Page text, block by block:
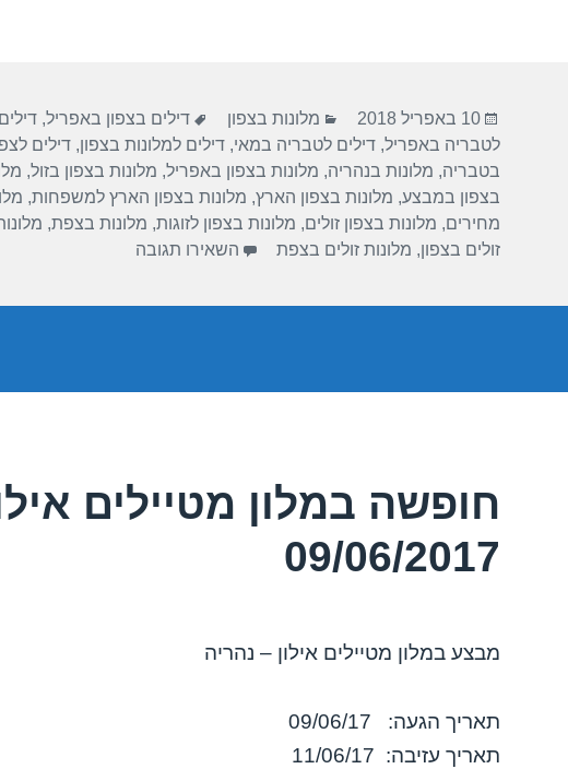
o
o
k
p
p
m
פורסם
בתאריך
10 באפריל 2018 קטגוריות
מלונות בצפון תגיות
דילים בצפון באפריל,
לטבריה באפריל,דילים לטבריה במאי,דילים למלונות בצפון,דילים
בטבריה, מלונות בנהריה, מלונות בצפון באפריל, מלונות בצפון בזול,
בצפון במבצע, מלונות בצפון הארץ, מלונות בצפון הארץ למשפחות,
מחירים, מלונות בצפון זולים, מלונות בצפון לזוגות, מלונות בצפת,
זולים בצפון, מלונות זולים בצפת השאירו תגובה
חופשה במלון מטיילים
09/06/2017
מבצע במלון מטיילים אילון – נהריה
תאריך הגעה: 09/06/17
תאריך עזיבה: 11/06/17